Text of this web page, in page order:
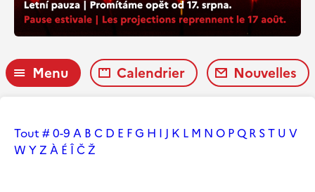
Menu Calendrier Nouvelles
Tout # 0-9 A B C D E FG H I J K L M N O PQ R ST U V
W YZ À É ÎČŽ